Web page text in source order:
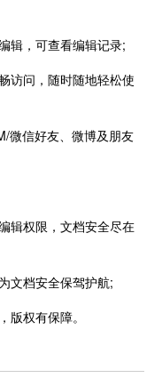
，可查看编辑记录;
问，随时随地轻松使
信好友、微博及朋友
权限，文档安全尽在
文档安全保驾护航;
权有保障。